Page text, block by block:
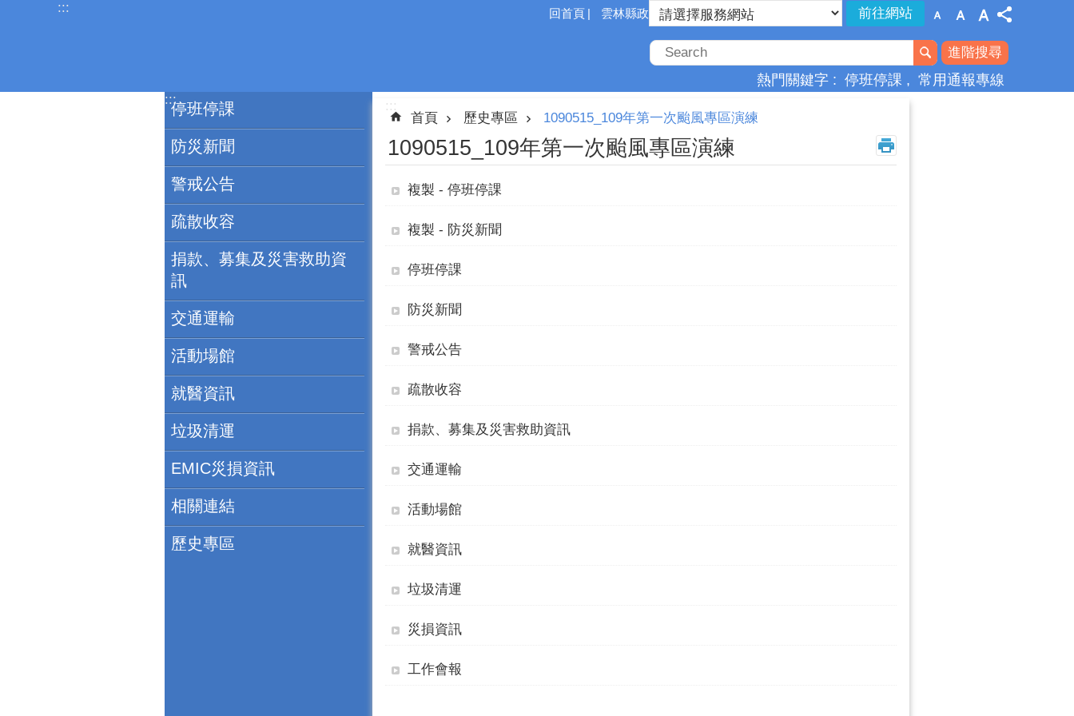
跳到主要內容區塊
::: 回首頁 雲林縣政府
進階搜尋
熱門關鍵字 停班停課 常用通報專線
:::
停班停課
防災新聞
警戒公告
疏散收容
捐款、募集及災害救助資
訊
交通運輸
活動場館
就醫資訊
垃圾清運
EMIC災損資訊
相關連結
歷史專區
:::
首頁 歷史專區 1090515_109年第一次颱風專區演練
1090515_109年第一次颱風專區演練
複製 - 停班停課
複製 - 防災新聞
停班停課
防災新聞
警戒公告
疏散收容
捐款、募集及災害救助資訊
交通運輸
活動場館
就醫資訊
垃圾清運
災損資訊
工作會報